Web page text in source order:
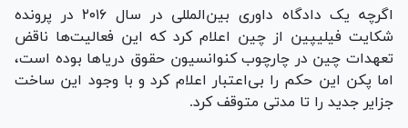
اگرچه یک دادگاه داوری بین‌المللی در سال ۲۰۱۶ در پرونده
شکایت فیلیپین از چین اعلام کرد که این فعالیت‌ها ناقض
تعهدات چین در چارچوب کنوانسیون حقوق دریاها بوده است،
اما پکن این حکم را بی‌اعتبار اعلام کرد و با وجود این ساخت
جزایر جدید را تا مدتی متوقف کرد.